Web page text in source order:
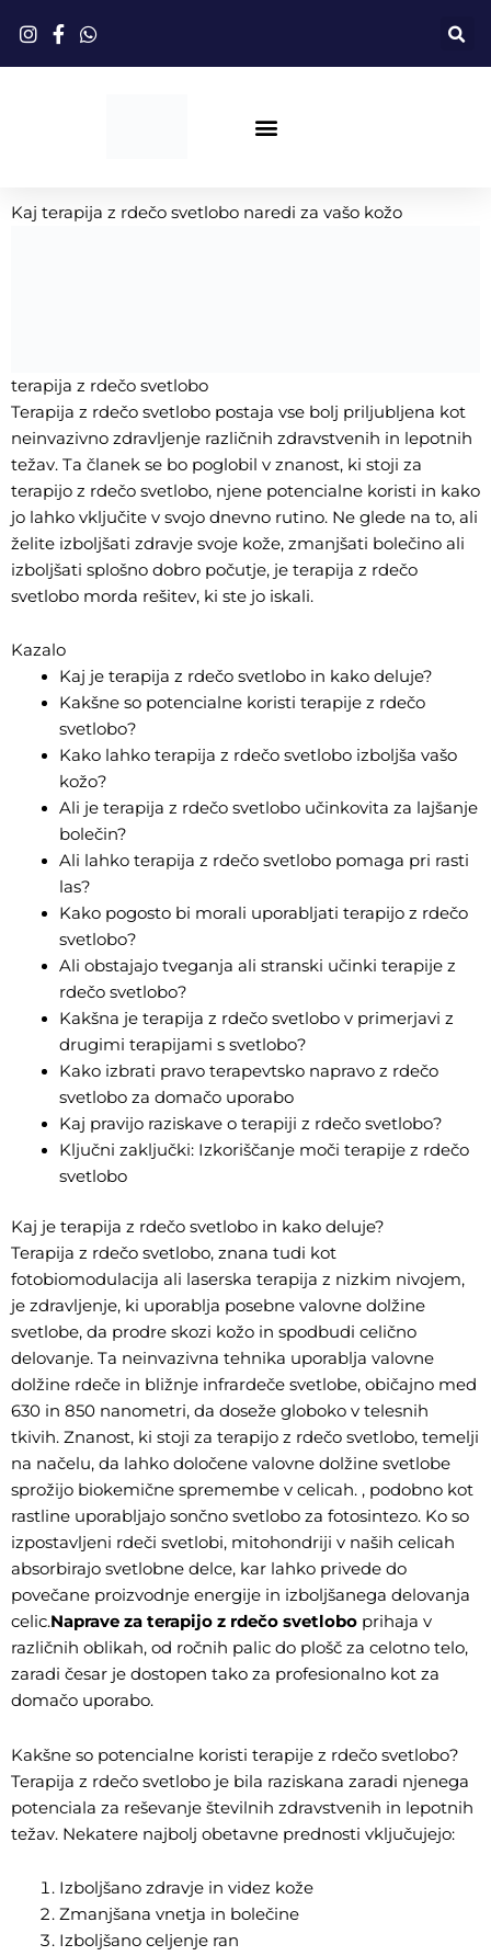
vsebino
Kaj terapija z rdečo svetlobo naredi za vašo kožo
terapija z rdečo svetlobo
Terapija z rdečo svetlobo postaja vse bolj priljubljena kot
neinvazivno zdravljenje različnih zdravstvenih in lepotnih
težav. Ta članek se bo poglobil v znanost, ki stoji za
terapijo z rdečo svetlobo, njene potencialne koristi in kako
jo lahko vključite v svojo dnevno rutino. Ne glede na to, ali
želite izboljšati zdravje svoje kože, zmanjšati bolečino ali
izboljšati splošno dobro počutje, je terapija z rdečo
svetlobo morda rešitev, ki ste jo iskali.
Kazalo
Kaj je terapija z rdečo svetlobo in kako deluje?
Kakšne so potencialne koristi terapije z rdečo
svetlobo?
Kako lahko terapija z rdečo svetlobo izboljša vašo
kožo?
Ali je terapija z rdečo svetlobo učinkovita za lajšanje
bolečin?
Ali lahko terapija z rdečo svetlobo pomaga pri rasti
las?
Kako pogosto bi morali uporabljati terapijo z rdečo
svetlobo?
Ali obstajajo tveganja ali stranski učinki terapije z
rdečo svetlobo?
Kakšna je terapija z rdečo svetlobo v primerjavi z
drugimi terapijami s svetlobo?
Kako izbrati pravo terapevtsko napravo z rdečo
svetlobo za domačo uporabo
Kaj pravijo raziskave o terapiji z rdečo svetlobo?
Ključni zaključki: Izkoriščanje moči terapije z rdečo
svetlobo
Kaj je terapija z rdečo svetlobo in kako deluje?
Terapija z rdečo svetlobo, znana tudi kot
fotobiomodulacija ali laserska terapija z nizkim nivojem,
je zdravljenje, ki uporablja posebne valovne dolžine
svetlobe, da prodre skozi kožo in spodbudi celično
delovanje. Ta neinvazivna tehnika uporablja valovne
dolžine rdeče in bližnje infrardeče svetlobe, običajno med
630 in 850 nanometri, da doseže globoko v telesnih
tkivih. Znanost, ki stoji za terapijo z rdečo svetlobo, temelji
na načelu, da lahko določene valovne dolžine svetlobe
sprožijo biokemične spremembe v celicah. , podobno kot
rastline uporabljajo sončno svetlobo za fotosintezo. Ko so
izpostavljeni rdeči svetlobi, mitohondriji v naših celicah
absorbirajo svetlobne delce, kar lahko privede do
povečane proizvodnje energije in izboljšanega delovanja
celic.Naprave za terapijo z rdečo svetlobo prihaja v
različnih oblikah, od ročnih palic do plošč za celotno telo,
zaradi česar je dostopen tako za profesionalno kot za
domačo uporabo.
Kakšne so potencialne koristi terapije z rdečo svetlobo?
Terapija z rdečo svetlobo je bila raziskana zaradi njenega
potenciala za reševanje številnih zdravstvenih in lepotnih
težav. Nekatere najbolj obetavne prednosti vključujejo:
Izboljšano zdravje in videz kože
Zmanjšana vnetja in bolečine
Izboljšano celjenje ran